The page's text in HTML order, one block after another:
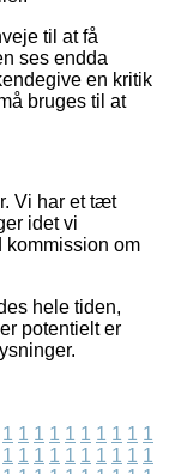
til at få
ses endda
en kritik
bruges til at
Vi har et tæt
idet vi
kommission om
hele tiden,
potentielt er
1 1 1 1 1 1 1 1 1 1
1 1 1 1 1 1 1 1 1 1